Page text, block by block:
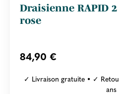
Draisienne RAPID
rose
84,90 €
✓ Livraison gratuite • ✓
ans